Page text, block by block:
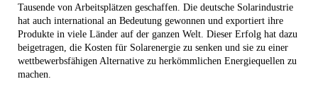
Tausende von Arbeitsplätzen geschaffen. Die deutsche Solarindustrie
hat auch international an Bedeutung gewonnen und exportiert ihre
Produkte in viele Länder auf der ganzen Welt. Dieser Erfolg hat dazu
beigetragen, die Kosten für Solarenergie zu senken und sie zu einer
wettbewerbsfähigen Alternative zu herkömmlichen Energiequellen zu
machen.